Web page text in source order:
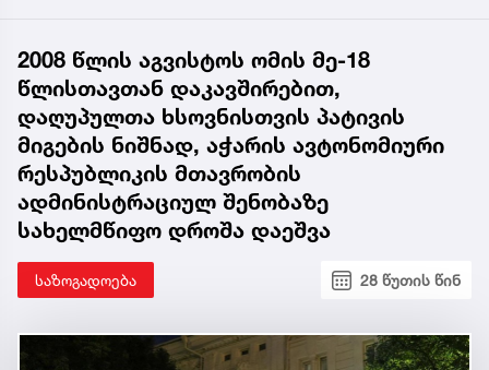
2008 წლის აგვისტოს ომის მე-18
წლისთავთან დაკავშირებით,
დაღუპულთა ხსოვნისთვის პატივის
მიგების ნიშნად, აჭარის ავტონომიური
რესპუბლიკის მთავრობის
ადმინისტრაციულ შენობაზე
სახელმწიფო დროშა დაეშვა
საზოგადოება 28 წუთის წინ